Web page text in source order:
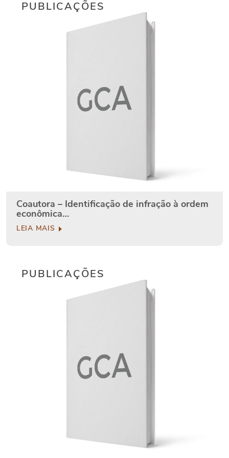
PUBLICAÇÕES
Coautora – Identificação de infração à ordem
econômica…
LEIA MAIS
PUBLICAÇÕES